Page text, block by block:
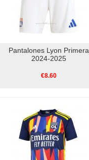
Pantalones Lyon Primera
2024-2025
€8.60